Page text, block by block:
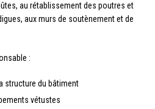
au rétablissement des poutres et
aux murs de soutènement et de
:
structure du bâtiment
vétustes